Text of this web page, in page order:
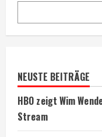
NEUSTE BEITRÄGE
HBO zeigt Wim
Stream